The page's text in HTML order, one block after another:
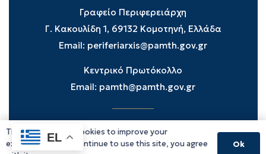
Γραφείο Περιφερειάρχη
Γ. Κακουλίδη 1, 69132 Κομοτηνή, Ελλάδα
Email: periferiarxis@pamth.gov.gr
Κεντρικό Πρωτόκολλο
Email: pamth@pamth.gov.gr
Υπηρεσίες Δράμας
Υπηρεσίες Καβάλας
EL
This website uses cookies to improve your
experience. If you continue to use this site, you agree
Ok